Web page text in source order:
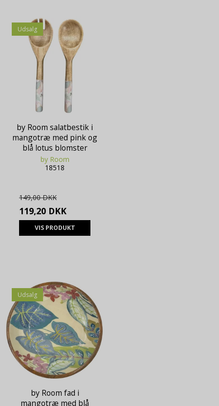
Udsalg
by Room salatbestik i
mangotræ med pink og
blå lotus blomster
by Room
18518
149,00 DKK
119,20 DKK
VIS PRODUKT
Udsalg
by Room fad i
mangotræ med blå